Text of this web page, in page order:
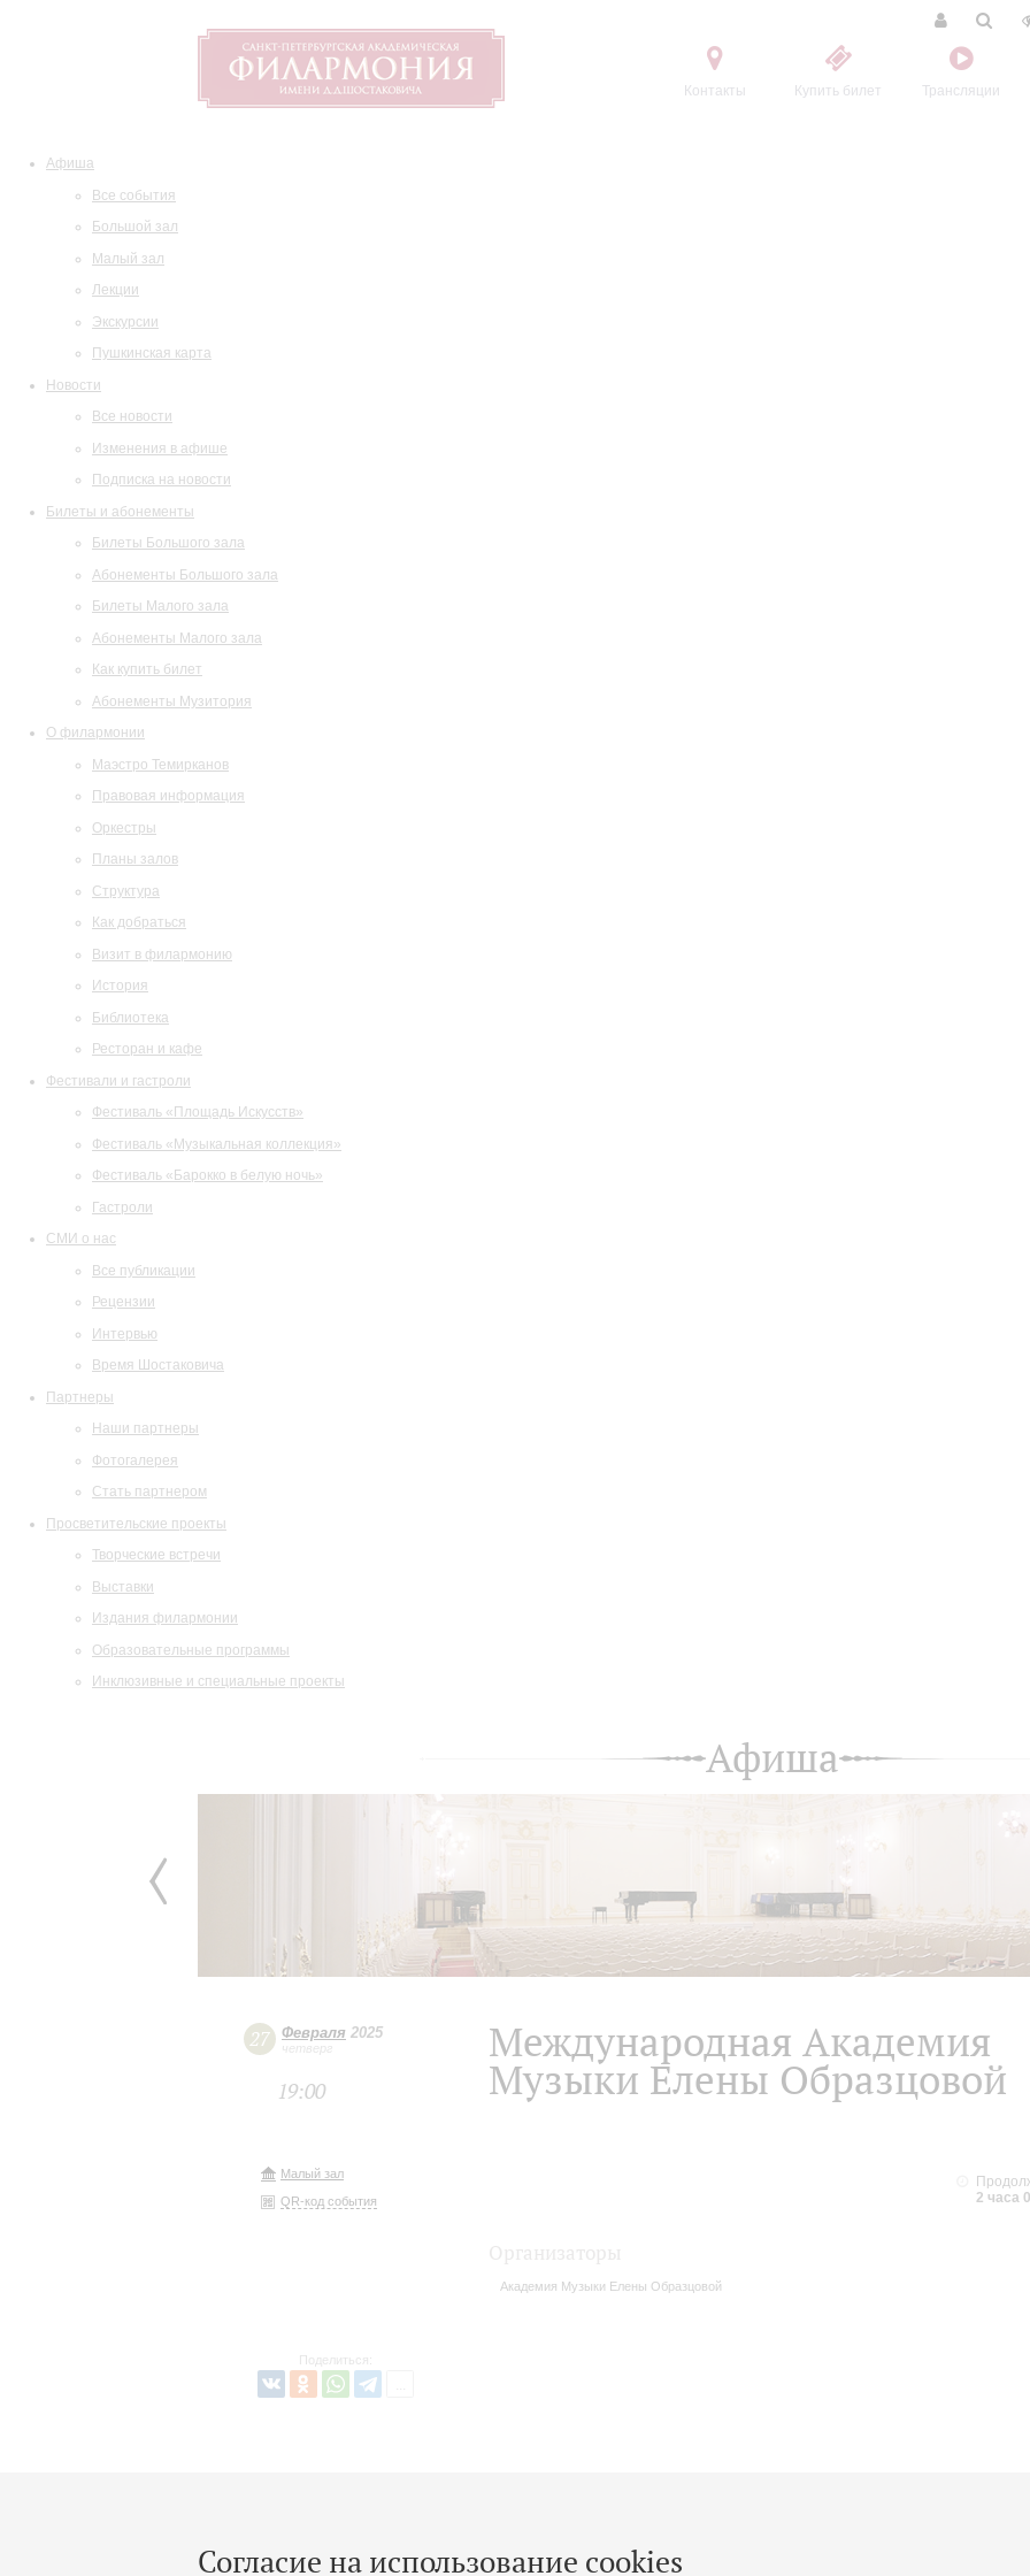
Контакты Купить билет Трансляции
Афиша
Все события
Большой зал
Малый зал
Лекции
Экскурсии
Пушкинская карта
Новости
Все новости
Изменения в афише
Подписка на новости
Билеты и абонементы
Билеты Большого зала
Абонементы Большого зала
Билеты Малого зала
Абонементы Малого зала
Как купить билет
Абонементы Музитория
О филармонии
Маэстро Темирканов
Правовая информация
Оркестры
Планы залов
Структура
Как добраться
Визит в филармонию
История
Библиотека
Ресторан и кафе
Фестивали и гастроли
Фестиваль «Площадь Искусств»
Фестиваль «Музыкальная коллекция»
Фестиваль «Барокко в белую ночь»
Гастроли
СМИ о нас
Все публикации
Рецензии
Интервью
Время Шостаковича
Партнеры
Наши партнеры
Фотогалерея
Стать партнером
Просветительские проекты
Творческие встречи
Выставки
Издания филармонии
Образовательные программы
Инклюзивные и специальные проекты
Согласие на использование cookies
Афиша
27 Февраля 2025
четверг
19:00
Малый зал
QR-код события
Поделиться:
Международная Академия
Музыки Елены Образцовой
2 часа
Академия Музыки Елены Образцовой